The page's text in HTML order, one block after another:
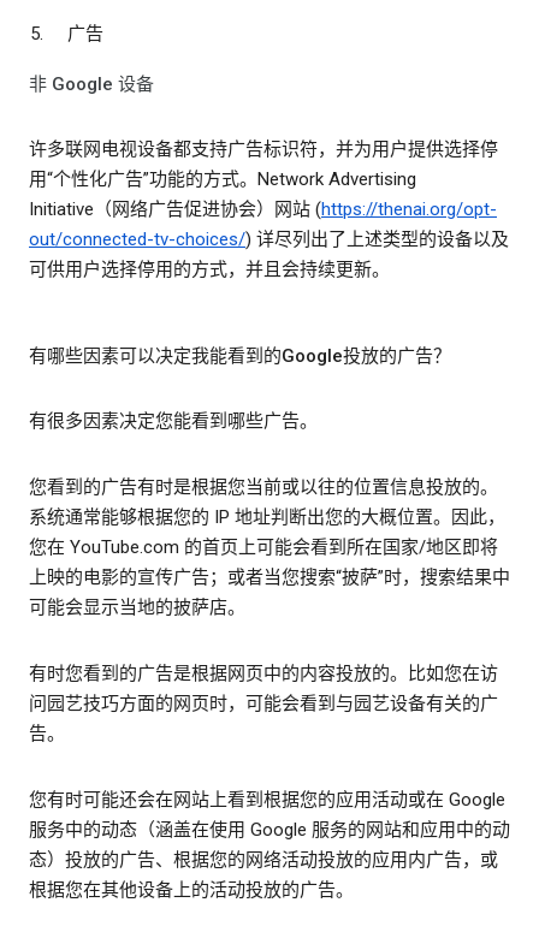
广告
非 Google 设备
许多联网电视设备都支持广告标识符，并为用户提供选择停
用“个性化广告”功能的方式。Network Advertising
Initiative（网络广告促进协会）网站 (https://thenai.org/opt-
out/connected-tv-choices/) 详尽列出了上述类型的设备以及
可供用户选择停用的方式，并且会持续更新。
有哪些因素可以决定我能看到的Google投放的广告？
有很多因素决定您能看到哪些广告。
您看到的广告有时是根据您当前或以往的位置信息投放的。
系统通常能够根据您的 IP 地址判断出您的大概位置。因此，
您在 YouTube.com 的首页上可能会看到所在国家/地区即将
上映的电影的宣传广告；或者当您搜索“披萨”时，搜索结果中
可能会显示当地的披萨店。
有时您看到的广告是根据网页中的内容投放的。比如您在访
问园艺技巧方面的网页时，可能会看到与园艺设备有关的广
告。
您有时可能还会在网站上看到根据您的应用活动或在 Google
服务中的动态（涵盖在使用 Google 服务的网站和应用中的动
态）投放的广告、根据您的网络活动投放的应用内广告，或
根据您在其他设备上的活动投放的广告。